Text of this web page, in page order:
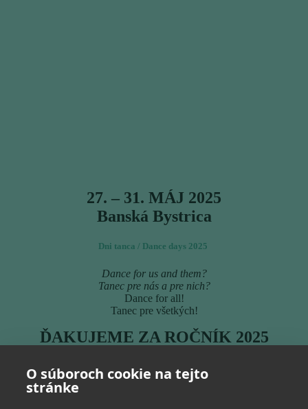
O súboroch cookie na tejto
stránke
27. – 31. MÁJ 2025
Banská Bystrica
Dni tanca / Dance days 2025
Dance for us and them?
Tanec pre nás a pre nich?
Dance for all!
Tanec pre všetkých!
ĎAKUJEME ZA ROČNÍK 2025